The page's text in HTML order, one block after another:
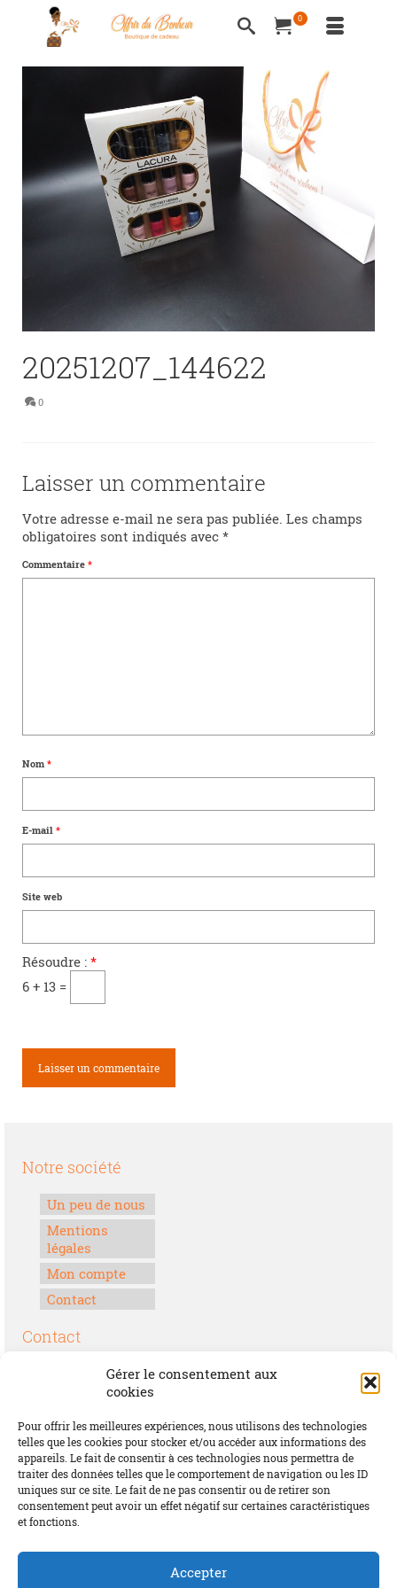
Gérer le consentement aux
cookies
Pour offrir les meilleures expériences, nous utilisons des technologies
telles que les cookies pour stocker et/ou accéder aux informations des
appareils. Le fait de consentir à ces technologies nous permettra de
traiter des données telles que le comportement de navigation ou les ID
uniques sur ce site. Le fait de ne pas consentir ou de retirer son
consentement peut avoir un effet négatif sur certaines caractéristiques
et fonctions.
Accepter
0
20251207_144622
0
Laisser un commentaire
Votre adresse e-mail ne sera pas publiée. Les champs
obligatoires sont indiqués avec *
Commentaire *
Nom *
E-mail *
Site web
Résoudre : *
6 + 13 =
Notre société
Un peu de nous
Mentions
légales
Mon compte
Contact
Contact
Boulevard Félix Houphouët-Boigny
contact@offrirdubonheur.com
Blog